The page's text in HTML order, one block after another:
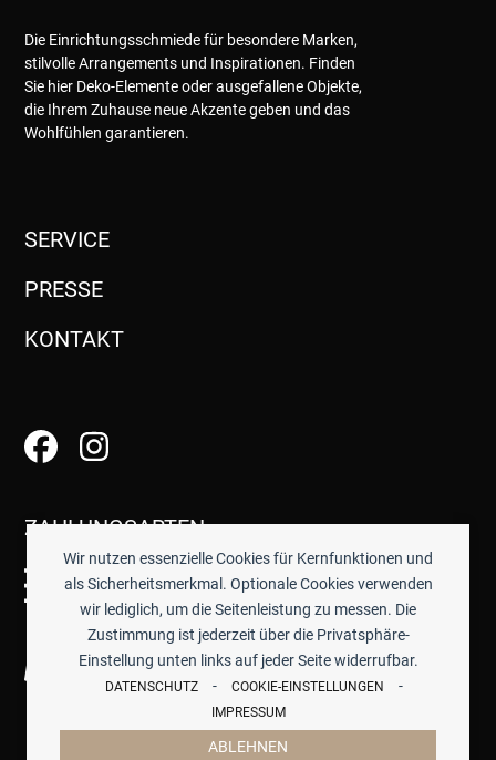
Wir nutzen essenzielle Cookies für Kernfunktionen und
als Sicherheitsmerkmal. Optionale Cookies verwenden
wir lediglich, um die Seitenleistung zu messen. Die
Zustimmung ist jederzeit über die Privatsphäre-
Einstellung unten links auf jeder Seite widerrufbar.
DATENSCHUTZ - COOKIE-EINSTELLUNGEN -
IMPRESSUM
ABLEHNEN
Die Einrichtungsschmiede für besondere Marken,
stilvolle Arrangements und Inspirationen. Finden
Sie hier Deko-Elemente oder ausgefallene Objekte,
die Ihrem Zuhause neue Akzente geben und das
Wohlfühlen garantieren.
SERVICE
PRESSE
KONTAKT
ZAHLUNGSARTEN